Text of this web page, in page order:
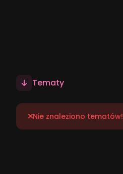
Tematy
Nie znaleziono tematów!